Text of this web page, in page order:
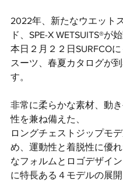
2022年、新たなウエット
ド、SPE-X WETSUITS®が始
本日２月２２日SURFCO
スーツ、春夏カタログが
す。
非常に柔らかな素材、動
性を兼ね備えた、
ロングチェストジップモ
め、運動性と着脱性に優
なフォルムとロゴデザイ
に特長ある４モデルの展